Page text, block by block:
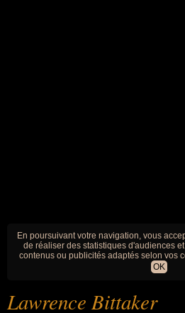
En poursuivant votre navigation, vous
de réaliser des statistiques d'audiences
contenus ou publicités adaptés selon vos
OK
Lawrence Bittaker